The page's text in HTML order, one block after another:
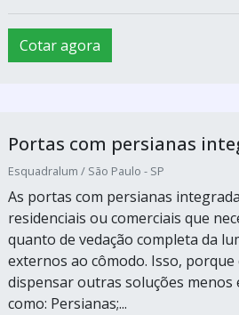
Cotar agora
Portas com persianas
Esquadralum / São Paulo - SP
As portas com persianas
residenciais ou comerciais que
quanto de vedação completa da
externos ao cômodo. Isso,
dispensar outras soluções
como: Persianas;...